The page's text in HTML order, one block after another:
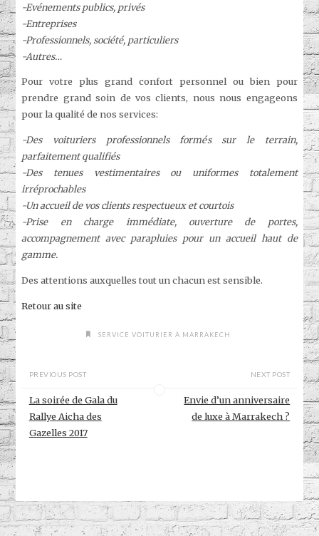
-Evénements publics, privés
-Entreprises
-Professionnels, société, particuliers
-Autres…
Pour votre plus grand confort personnel ou bien pour
prendre grand soin de vos clients, nous nous engageons
pour la qualité de nos services:
-Des voituriers professionnels formés sur le terrain,
parfaitement qualifiés
-Des tenues vestimentaires ou uniformes totalement
irréprochables
-Un accueil de vos clients respectueux et courtois
-Prise en charge immédiate, ouverture de portes,
accompagnement avec parapluies pour un accueil haut de
gamme.
Des attentions auxquelles tout un chacun est sensible.
Retour au site
SERVICE VOITURIER À MARRAKECH
PREVIOUS POST
La soirée de Gala du
Rallye Aicha des
Gazelles 2017
NEXT POST
Envie d’un anniversaire
de luxe à Marrakech ?